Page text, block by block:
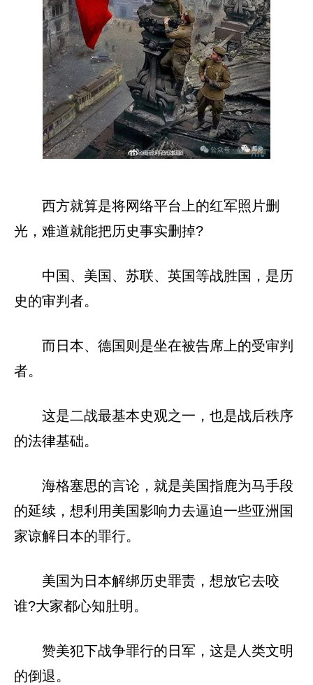
西方就算是将网络平台上的红军照片删
光，难道就能把历史事实删掉?
中国、美国、苏联、英国等战胜国，是历
史的审判者。
而日本、德国则是坐在被告席上的受审判
者。
这是二战最基本史观之一，也是战后秩序
的法律基础。
海格塞思的言论，就是美国指鹿为马手段
的延续，想利用美国影响力去逼迫一些亚洲国
家谅解日本的罪行。
美国为日本解绑历史罪责，想放它去咬
谁?大家都心知肚明。
赞美犯下战争罪行的日军，这是人类文明
的倒退。